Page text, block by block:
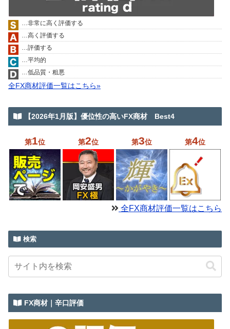
…非常に高く評価する
…高く評価する
…評価する
…平均的
…低品質・粗悪
全FX商材評価一覧はこちら»
【2026年1月版】優位性の高いFX商材 Best4
第1位 第2位 第3位 第4位
全FX商材評価一覧はこちら
検索
FX商材｜辛口評価